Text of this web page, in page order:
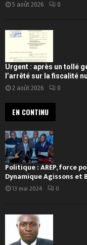
5 août 2026 0
Urgent : après un tollé
l’arrêté sur la fiscalité
2 août 2026 0
EN CONTINU
Politique : AREP, force
Dynamique Agissons et
13 mai 2024 0